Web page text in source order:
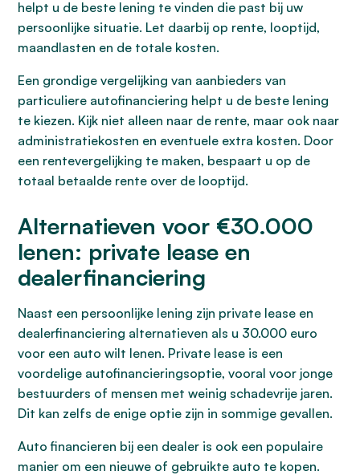
helpt u de beste lening te vinden die past bij uw
persoonlijke situatie. Let daarbij op rente, looptijd,
maandlasten en de totale kosten.
Een grondige vergelijking van aanbieders van
particuliere autofinanciering helpt u de beste lening
te kiezen. Kijk niet alleen naar de rente, maar ook naar
administratiekosten en eventuele extra kosten. Door
een rentevergelijking te maken, bespaart u op de
totaal betaalde rente over de looptijd.
Alternatieven voor €30.000
lenen: private lease en
dealerfinanciering
Naast een persoonlijke lening zijn private lease en
dealerfinanciering alternatieven als u 30.000 euro
voor een auto wilt lenen. Private lease is een
voordelige autofinancieringsoptie, vooral voor jonge
bestuurders of mensen met weinig schadevrije jaren.
Dit kan zelfs de enige optie zijn in sommige gevallen.
Auto financieren bij een dealer is ook een populaire
manier om een nieuwe of gebruikte auto te kopen.